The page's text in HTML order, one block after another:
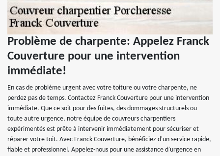
Problème de charpente: Appelez Franck
Couverture pour une intervention
immédiate!
En cas de problème urgent avec votre toiture ou votre charpente, ne
perdez pas de temps. Contactez Franck Couverture pour une intervention
immédiate. Que ce soit pour des fuites, des dommages structurels ou
toute autre urgence, notre équipe de couvreurs charpentiers
expérimentés est prête à intervenir immédiatement pour sécuriser et
réparer votre toit. Avec Franck Couverture, bénéficiez d'un service rapide,
fiable et professionnel. Appelez-nous pour une assistance d'urgence en